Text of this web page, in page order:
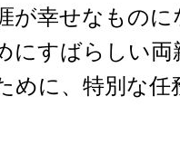
が幸せなもの
にすばらしい
めに、特別な